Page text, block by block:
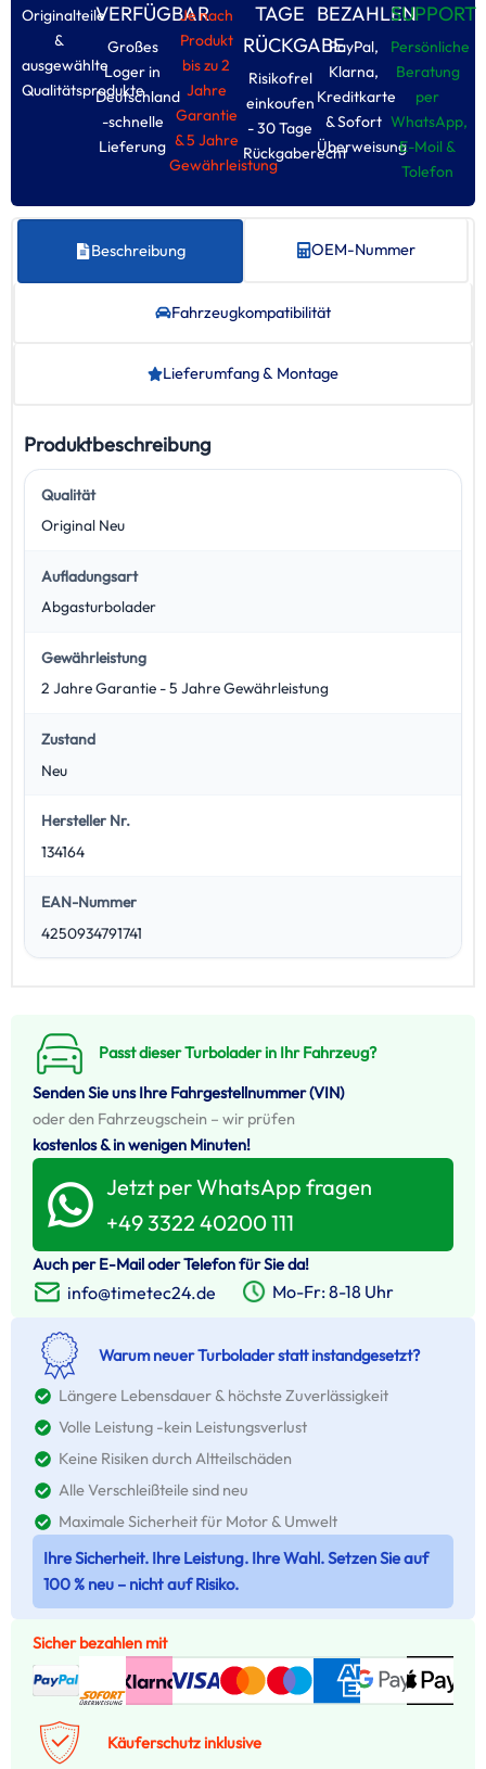
Originalteile
&
ausgewählte
Qualitätsprodukte
VERFÜGBAR
Großes
Loger in
Deutschland
-schnelle
Lieferung
Je nach
Produkt
bis zu 2
Jahre
Garantie
& 5 Jahre
Gewährleistung
TAGE
RÜCKGABE
Risikofrel
einkoufen
- 30 Tage
Rückgaberecht
BEZAHLEN
PayPal,
Klarna,
Kreditkarte
& Sofort
Überweisung
SUPPORT
Persönliche
Beratung
per
WhatsApp,
E-Moil &
Tolefon
Beschreibung OEM-Nummer
Fahrzeug­kompatibilität
Lieferumfang & Montage
Produktbeschreibung
Qualität
Original Neu
Aufladungsart
Abgasturbolader
Gewährleistung
2 Jahre Garantie - 5 Jahre Gewährleistung
Zustand
Neu
Hersteller Nr.
134164
EAN-Nummer
4250934791741
Passt dieser Turbolader in Ihr Fahrzeug?
Senden Sie uns Ihre Fahrgestellnummer (VIN)
oder den Fahrzeugschein – wir prüfen
kostenlos & in wenigen Minuten!
Jetzt per WhatsApp fragen
+49 3322 40200 111
Auch per E-Mail oder Telefon für Sie da!
info@timetec24.de Mo-Fr: 8-18 Uhr
Warum neuer Turbolader statt instandgesetzt?
Längere Lebensdauer & höchste Zuverlässigkeit
Volle Leistung -kein Leistungsverlust
Keine Risiken durch Altteilschäden
Alle Verschleißteile sind neu
Maximale Sicherheit für Motor & Umwelt
Ihre Sicherheit. Ihre Leistung. Ihre Wahl. Setzen Sie auf
100 % neu – nicht auf Risiko.
Sicher bezahlen mit
Käuferschutz inklusive